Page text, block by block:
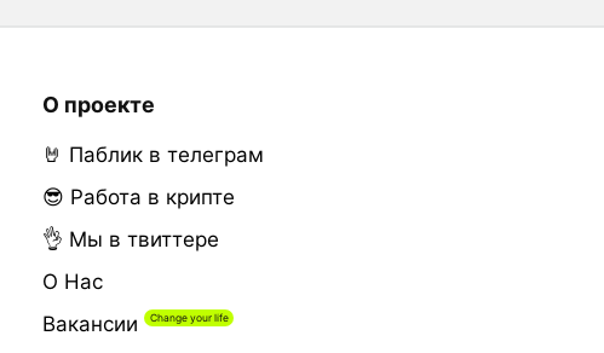
О проекте
🤘 Паблик в телеграм
😎 Работа в крипте
👌 Мы в твиттере
О Нас
Вакансии